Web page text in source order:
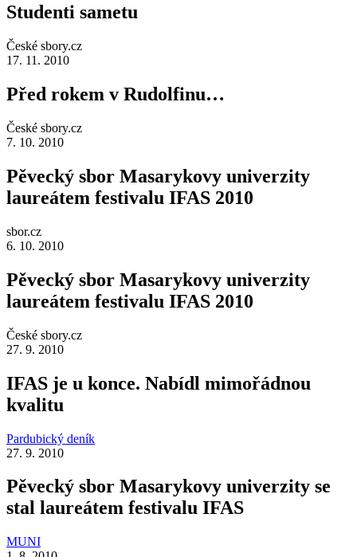
Studenti sametu
České sbory.cz
17. 11. 2010
Před rokem v Rudolfinu…
České sbory.cz
7. 10. 2010
Pěvecký sbor Masarykovy univerzity
laureátem festivalu IFAS 2010
sbor.cz
6. 10. 2010
Pěvecký sbor Masarykovy univerzity
laureátem festivalu IFAS 2010
České sbory.cz
27. 9. 2010
IFAS je u konce. Nabídl mimořádnou
kvalitu
Pardubický deník
27. 9. 2010
Pěvecký sbor Masarykovy univerzity se
stal laureátem festivalu IFAS
MUNI